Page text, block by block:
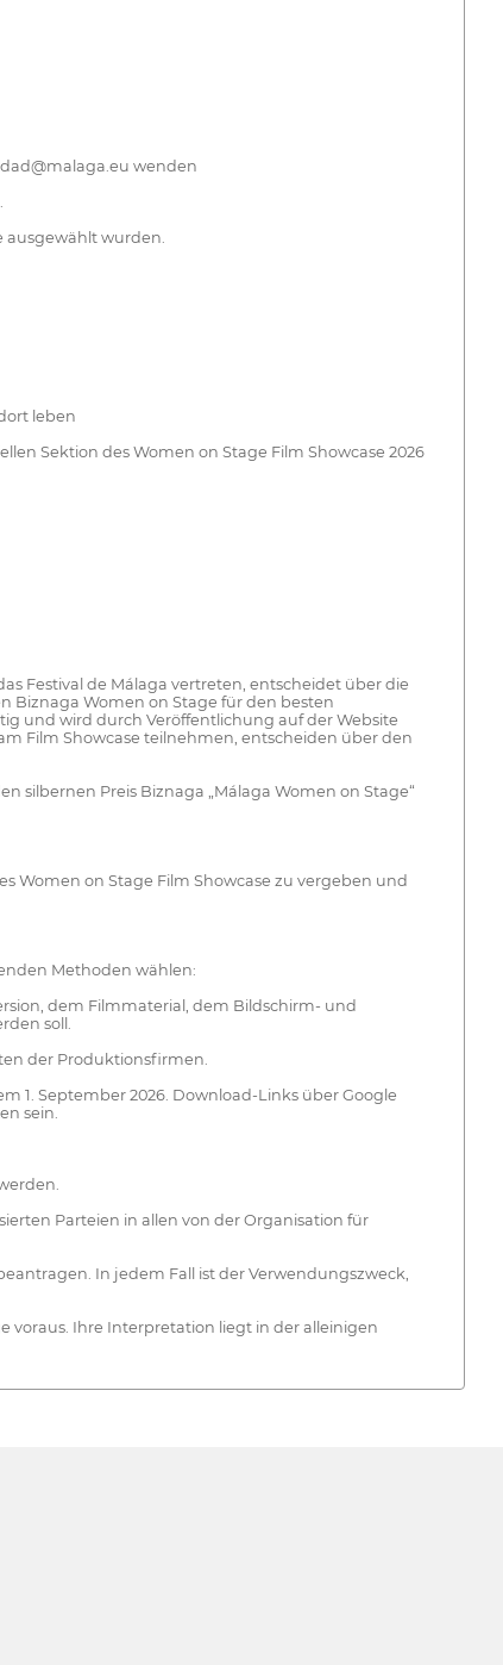
wenden
ausgewählt wurden.
leben
Sektion des Women on Stage Film Showcase 2026
Festival de Málaga vertreten, entscheidet über die
Biznaga Women on Stage für den besten
und wird durch Veröffentlichung auf der Website
Film Showcase teilnehmen, entscheiden über den
silbernen Preis Biznaga „Málaga Women on Stage“
Women on Stage Film Showcase zu vergeben und
Methoden wählen:
dem Filmmaterial, dem Bildschirm- und
soll.
der Produktionsfirmen.
1. September 2026. Download-Links über Google
sein.
Parteien in allen von der Organisation für
In jedem Fall ist der Verwendungszweck,
voraus. Ihre Interpretation liegt in der alleinigen